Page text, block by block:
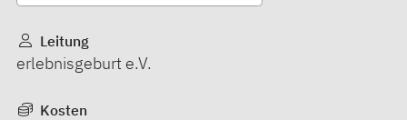
Leitung
erlebnisgeburt e.V.
Kosten